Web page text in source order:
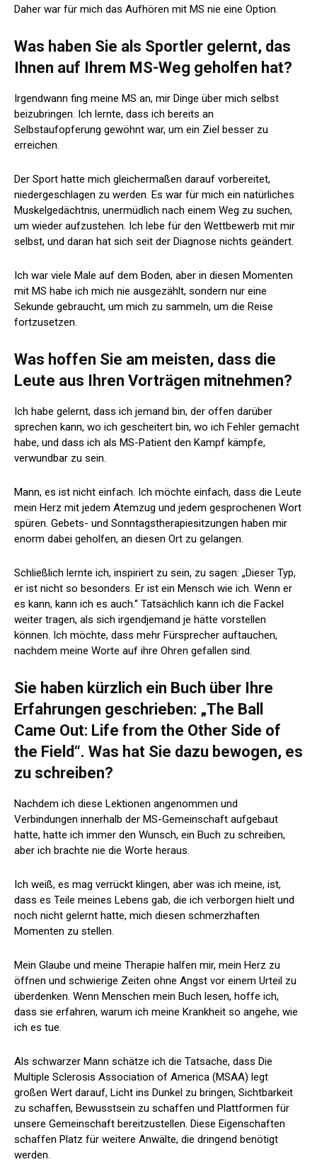
Daher war für mich das Aufhören mit MS nie eine Option.
Was haben Sie als Sportler gelernt, das
Ihnen auf Ihrem MS-Weg geholfen hat?
Irgendwann fing meine MS an, mir Dinge über mich selbst
beizubringen. Ich lernte, dass ich bereits an
Selbstaufopferung gewöhnt war, um ein Ziel besser zu
erreichen.
Der Sport hatte mich gleichermaßen darauf vorbereitet,
niedergeschlagen zu werden. Es war für mich ein natürliches
Muskelgedächtnis, unermüdlich nach einem Weg zu suchen,
um wieder aufzustehen. Ich lebe für den Wettbewerb mit mir
selbst, und daran hat sich seit der Diagnose nichts geändert.
Ich war viele Male auf dem Boden, aber in diesen Momenten
mit MS habe ich mich nie ausgezählt, sondern nur eine
Sekunde gebraucht, um mich zu sammeln, um die Reise
fortzusetzen.
Was hoffen Sie am meisten, dass die
Leute aus Ihren Vorträgen mitnehmen?
Ich habe gelernt, dass ich jemand bin, der offen darüber
sprechen kann, wo ich gescheitert bin, wo ich Fehler gemacht
habe, und dass ich als MS-Patient den Kampf kämpfe,
verwundbar zu sein.
Mann, es ist nicht einfach. Ich möchte einfach, dass die Leute
mein Herz mit jedem Atemzug und jedem gesprochenen Wort
spüren. Gebets- und Sonntagstherapiesitzungen haben mir
enorm dabei geholfen, an diesen Ort zu gelangen.
Schließlich lernte ich, inspiriert zu sein, zu sagen: „Dieser Typ,
er ist nicht so besonders. Er ist ein Mensch wie ich. Wenn er
es kann, kann ich es auch.“ Tatsächlich kann ich die Fackel
weiter tragen, als sich irgendjemand je hätte vorstellen
können. Ich möchte, dass mehr Fürsprecher auftauchen,
nachdem meine Worte auf ihre Ohren gefallen sind.
Sie haben kürzlich ein Buch über Ihre
Erfahrungen geschrieben: „The Ball
Came Out: Life from the Other Side of
the Field“. Was hat Sie dazu bewogen, es
zu schreiben?
Nachdem ich diese Lektionen angenommen und
Verbindungen innerhalb der MS-Gemeinschaft aufgebaut
hatte, hatte ich immer den Wunsch, ein Buch zu schreiben,
aber ich brachte nie die Worte heraus.
Ich weiß, es mag verrückt klingen, aber was ich meine, ist,
dass es Teile meines Lebens gab, die ich verborgen hielt und
noch nicht gelernt hatte, mich diesen schmerzhaften
Momenten zu stellen.
Mein Glaube und meine Therapie halfen mir, mein Herz zu
öffnen und schwierige Zeiten ohne Angst vor einem Urteil zu
überdenken. Wenn Menschen mein Buch lesen, hoffe ich,
dass sie erfahren, warum ich meine Krankheit so angehe, wie
ich es tue.
Als schwarzer Mann schätze ich die Tatsache, dass Die
Multiple Sclerosis Association of America (MSAA) legt
großen Wert darauf, Licht ins Dunkel zu bringen, Sichtbarkeit
zu schaffen, Bewusstsein zu schaffen und Plattformen für
unsere Gemeinschaft bereitzustellen. Diese Eigenschaften
schaffen Platz für weitere Anwälte, die dringend benötigt
werden.